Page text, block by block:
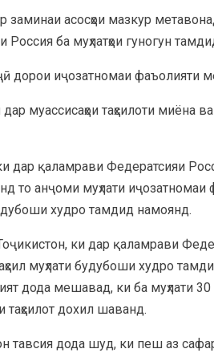
заминаи асосҳои мазкур
ба муҳлатҳои гуногун
дорои иҷозатномаи фаъолияти
муассисаҳои таҳсилоти миёна
дар қаламрави Федератсияи
то анҷоми муҳлати
худро тамдид намоянд.
ки дар қаламрави
муҳлати будубоши худро
дода мешавад, ки ба муҳлати
таҳсилот дохил шаванд.
тавсия дода шуд, ки пеш аз